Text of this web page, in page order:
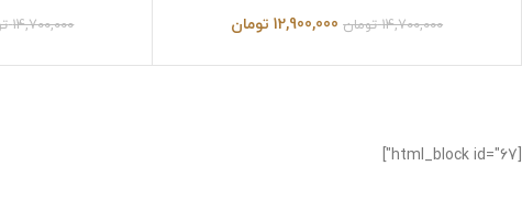
14,700,000 تومان 12,900,000 تومان 14,700,000
[html_block id="67"]